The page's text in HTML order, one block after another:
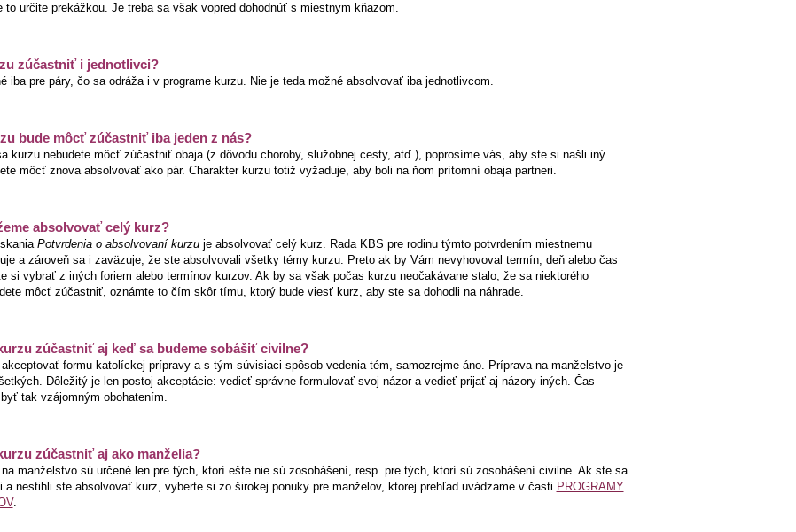
to určite prekážkou. Je treba sa však vopred dohodnúť s miestnym kňazom.
zúčastniť i jednotlivci?
iba pre páry, čo sa odráža i v programe kurzu. Nie je teda možné absolvovať iba jednotlivcom.
bude môcť zúčastniť iba jeden z nás?
kurzu nebudete môcť zúčastniť obaja (z dôvodu choroby, služobnej cesty, atď.), poprosíme vás, aby ste si našli iný
môcť znova absolvovať ako pár. Charakter kurzu totiž vyžaduje, aby boli na ňom prítomní obaja partneri.
absolvovať celý kurz?
Potvrdenia o absolvovaní kurzuje absolvovať celý kurz. Rada KBS pre rodinu týmto potvrdením miestnemu
a zároveň sa i zaväzuje, že ste absolvovali všetky témy kurzu. Preto ak by Vám nevyhovoval termín, deň alebo čas
si vybrať z iných foriem alebo termínov kurzov. Ak by sa však počas kurzu neočakávane stalo, že sa niektorého
môcť zúčastniť, oznámte to čím skôr tímu, ktorý bude viesť kurz, aby ste sa dohodli na náhrade.
zúčastniť aj keď sa budeme sobášiť civilne?
formu katolíckej prípravy a s tým súvisiaci spôsob vedenia tém, samozrejme áno. Príprava na manželstvo je
Dôležitý je len postoj akceptácie: vedieť správne formulovať svoj názor a vedieť prijať aj názory iných. Čas
tak vzájomným obohatením.
zúčastniť aj ako manželia?
manželstvo sú určené len pre tých, ktorí ešte nie sú zosobášení, resp. pre tých, ktorí sú zosobášení civilne. Ak ste sa
a nestihli ste absolvovať kurz, vyberte si zo širokej ponuky pre manželov, ktorej prehľad uvádzame v časti PROGRAMY
.